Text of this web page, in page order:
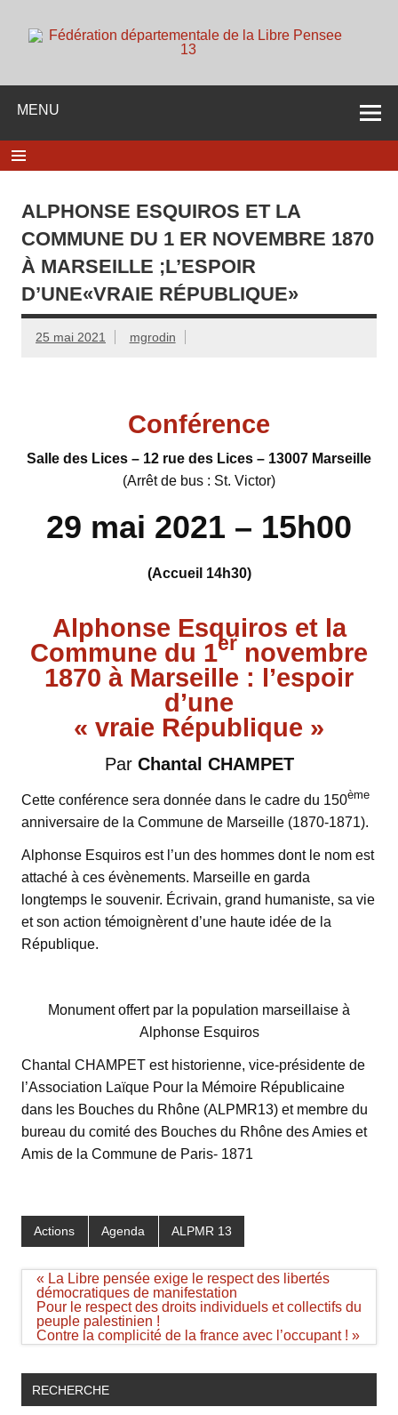
content
dieu ni maitre
MENU
ALPHONSE ESQUIROS ET LA
COMMUNE DU 1 ER NOVEMBRE 1870
À MARSEILLE ;L’ESPOIR
D’UNE«VRAIE RÉPUBLIQUE»
25 mai 2021 mgrodin
Conférence
Salle des Lices – 12 rue des Lices – 13007 Marseille
(Arrêt de bus : St. Victor)
29 mai 2021 – 15h00
(Accueil 14h30)
Alphonse Esquiros et la
Commune du 1er novembre
1870 à Marseille : l’espoir
d’une
« vraie République »
Par Chantal CHAMPET
Cette conférence sera donnée dans le cadre du 150ème
anniversaire de la Commune de Marseille (1870-1871).
Alphonse Esquiros est l’un des hommes dont le nom est
attaché à ces évènements. Marseille en garda
longtemps le souvenir. Écrivain, grand humaniste, sa vie
et son action témoignèrent d’une haute idée de la
République.
Monument offert par la population marseillaise à
Alphonse Esquiros
Chantal CHAMPET est historienne, vice-présidente de
l’Association Laïque Pour la Mémoire Républicaine
dans les Bouches du Rhône (ALPMR13) et membre du
bureau du comité des Bouches du Rhône des Amies et
Amis de la Commune de Paris- 1871
Actions Agenda ALPMR 13
Navigation
de
l’article
« La Libre pensée exige le respect des libertés
démocratiques de manifestation
Pour le respect des droits individuels et collectifs du
peuple palestinien !
Contre la complicité de la france avec l’occupant ! »
RECHERCHE